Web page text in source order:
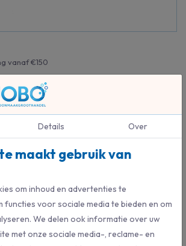
vanaf €150
en service
van pijpen en ronde oppervlakken. Buigzaam.
van gebogen oppervlakken.
Details Over
maakt gebruik van
om inhoud en advertenties te
functies voor sociale media te bieden en om
We delen ook informatie over uw
met onze sociale media-, reclame- en